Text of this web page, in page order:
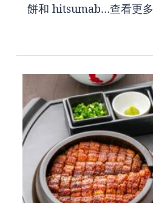
餅和 hitsumab…查看更多